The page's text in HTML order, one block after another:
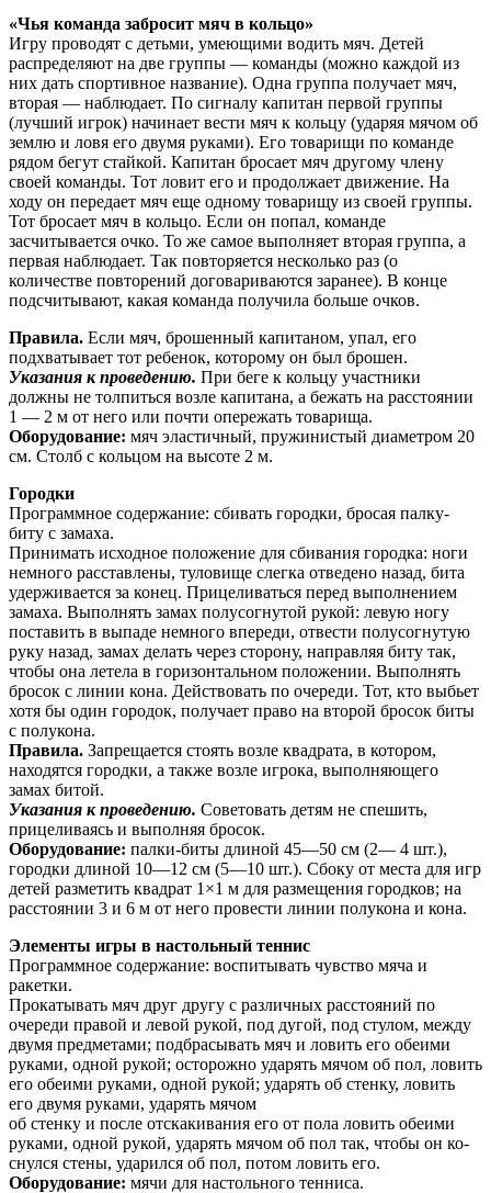
«Чья команда забросит мяч в кольцо»
Игру проводят с детьми, умеющими водить мяч. Де­тей
распределяют на две группы — команды (можно каж­дой из
них дать спортивное название). Одна группа по­лучает мяч,
вторая — наблюдает. По сигналу капитан первой группы
(лучший игрок) начинает вести мяч к кольцу (ударяя мячом об
землю и ловя его двумя ру­ками). Его товарищи по команде
рядом бегут стайкой. Капитан бросает мяч другому члену
своей команды. Тот ловит его и продолжает движение. На
ходу он пе­редает мяч еще одному товарищу из своей группы.
Тот бросает мяч в кольцо. Если он попал, команде
засчитывается очко. То же самое выполняет вторая группа, а
первая наблюдает. Так повторяется несколько раз (о
количестве повторений договариваются заранее). В конце
подсчитывают, какая команда получила больше очков.
Правила. Если мяч, брошенный капитаном, упал, его
подхватывает тот ребенок, которому он был брошен.
Указания к проведению. При беге к кольцу участни­ки
должны не толпиться возле капитана, а бежать на расстоянии
1 — 2 м от него или почти опережать товарища.
Оборудование: мяч эластичный, пружинистый диамет­ром 20
см. Столб с кольцом на высоте 2 м.
Городки
Программное содержание: сбивать городки, бросая палку-
биту с замаха.
Принимать исходное положение для сбивания городка: ноги
немного расставлены, туловище слегка отведено назад, бита
удерживается за конец. Прицеливаться перед выполнением
замаха. Выполнять замах полусог­нутой рукой: левую ногу
поставить в выпаде немного впереди, отвести полусогнутую
руку назад, замах делать через сторону, направляя биту так,
чтобы она летела в горизонтальном положении. Выполнять
бросок с линии кона. Действовать по очереди. Тот, кто выбьет
хотя бы один городок, получает право на второй бросок биты
с полукона.
Правила. Запрещается стоять возле квадрата, в кото­ром,
находятся городки, а также возле игрока, выполняю­щего
замах битой.
Указания к проведению. Советовать детям не спешить,
прицеливаясь и выполняя бросок.
Оборудование: палки-биты длиной 45—50 см (2— 4 шт.),
городки длиной 10—12 см (5—10 шт.). Сбоку от места для игр
детей разметить квадрат 1×1 м для размещения городков; на
расстоянии 3 и 6 м от него провести линии полукона и кона.
Элементы игры в настольный теннис
Программное содержание: воспитывать чув­ство мяча и
ракетки.
Прокатывать мяч друг другу с различных расстояний по
очереди правой и левой рукой, под дугой, под стулом, между
двумя предметами; подбрасывать мяч и ловить его обеими
руками, одной рукой; осторожно ударять мячом об пол, ловить
его обеими руками, одной рукой; уда­рять об стенку, ловить
его двумя руками, ударять мячом
об стенку и после отскакивания его от пола ловить обеими
руками, одной рукой, ударять мячом об пол так, чтобы он ко­
снулся стены, ударился об пол, потом ло­вить его.
Оборудование: мячи для настольного тенниса.